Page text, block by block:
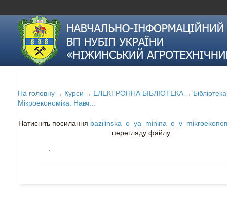
На головну → Курси → ЕЛЕКТРОННА БІБЛІОТЕКА →
Мікроекономіка: Навч...
Натисніть посилання
перегляду файлу.